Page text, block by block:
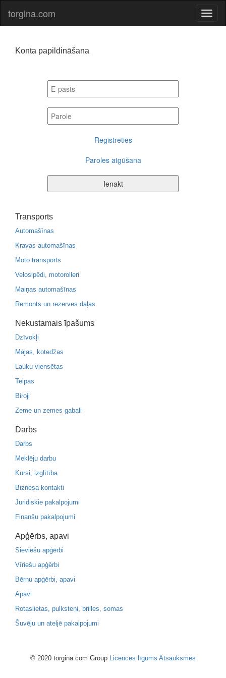
torgina.com
Konta papildināšana
Registreties
Paroles atgūšana
Ienakt
Transports
Automašīnas
Kravas automašīnas
Moto transports
Velosipēdi, motorolleri
Maiņas automašīnas
Remonts un rezerves daļas
Nekustamais īpašums
Dzīvokļi
Mājas, kotedžas
Lauku viensētas
Telpas
Biroji
Zeme un zemes gabali
Darbs
Darbs
Meklēju darbu
Kursi, izglītība
Biznesa kontakti
Juridiskie pakalpojumi
Finanšu pakalpojumi
Apģērbs, apavi
Sieviešu apģērbi
Vīriešu apģērbi
Bērnu apģērbi, apavi
Apavi
Rotaslietas, pulksteņi, brilles, somas
Šuvēju un ateljē pakalpojumi
© 2020 torgina.com Group Licences līgums Atsauksmes